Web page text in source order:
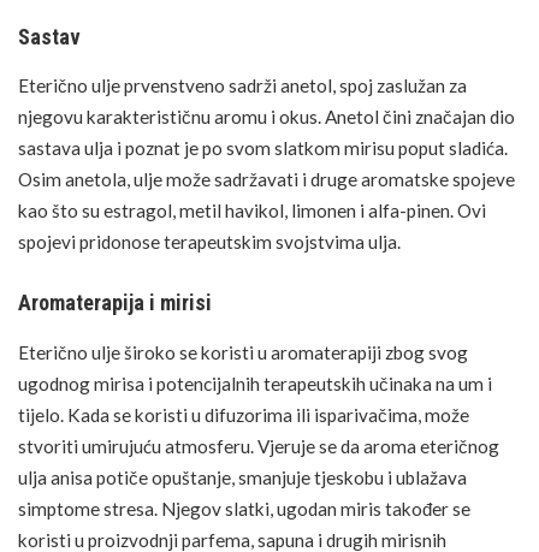
Sastav
Eterično ulje prvenstveno sadrži anetol, spoj zaslužan za
njegovu karakterističnu aromu i okus. Anetol čini značajan dio
sastava ulja i poznat je po svom slatkom mirisu poput sladića.
Osim anetola, ulje može sadržavati i druge aromatske spojeve
kao što su estragol, metil havikol, limonen i alfa-pinen. Ovi
spojevi pridonose terapeutskim svojstvima ulja.
Aromaterapija i mirisi
Eterično ulje široko se koristi u aromaterapiji zbog svog
ugodnog mirisa i potencijalnih terapeutskih učinaka na um i
tijelo. Kada se koristi u difuzorima ili isparivačima, može
stvoriti umirujuću atmosferu. Vjeruje se da aroma eteričnog
ulja anisa potiče opuštanje, smanjuje tjeskobu i ublažava
simptome stresa. Njegov slatki, ugodan miris također se
koristi u proizvodnji parfema, sapuna i drugih mirisnih